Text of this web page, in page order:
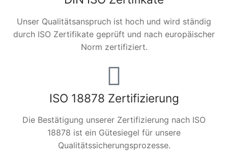
Unser Qualitätsanspruch ist hoch und wird ständig
durch ISO Zertifikate geprüft und nach europäischer
Norm zertifiziert.
ISO 18878 Zertifizierung
Die Bestätigung unserer Zertifizierung nach ISO
18878 ist ein Gütesiegel für unsere
Qualitätssicherungsprozesse.